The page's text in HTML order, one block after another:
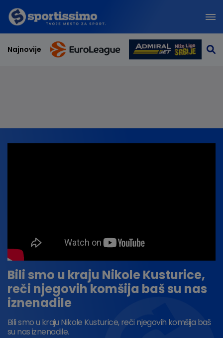
Najnovije
Bili smo u kraju Nikole Kusturice,
reči njegovih komšija baš su nas
iznenadile
Bili smo u kraju Nikole Kusturice, reči njegovih komšija baš
su nas iznenadile.